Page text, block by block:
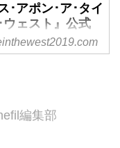
･アポン･ア･タイ
ウェスト』公式
の内ピカデリー、
編集部